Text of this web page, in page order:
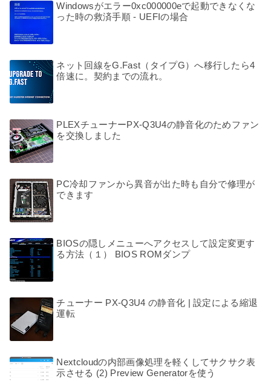
Windowsがエラー0xc000000eで起動できなくな
った時の救済手順 - UEFIの場合
ネット回線をG.Fast（タイプG）へ移行したら4
倍速に。契約までの流れ。
PLEXチューナーPX-Q3U4の静音化のためファン
を交換しました
PC冷却ファンから異音が出た時も自分で修理が
できます
BIOSの隠しメニューへアクセスして設定変更す
る方法（１） BIOS ROMダンプ
チューナー PX-Q3U4 の静音化 | 設定による縮退
運転
Nextcloudの内部画像処理を軽くしてサクサク表
示させる (2) Preview Generatorを使う